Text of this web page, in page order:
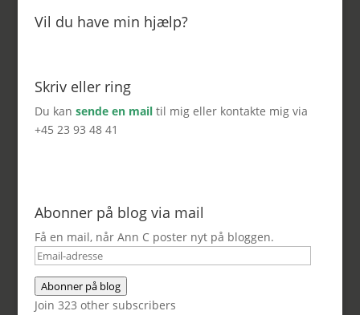
Vil du have min hjælp?
Skriv eller ring
Du kan sende en mail til mig eller kontakte mig via
+45 23 93 48 41
Abonner på blog via mail
Få en mail, når Ann C poster nyt på bloggen.
Email-
adresse
Abonner på blog
Join 323 other subscribers